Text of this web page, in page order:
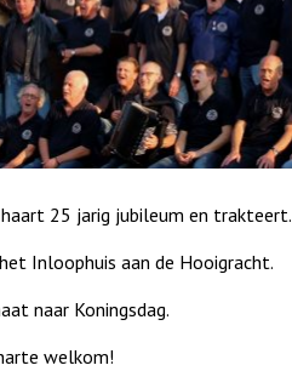
25 jarig jubileum en trakteert.
Inloophuis aan de Hooigracht.
naar Koningsdag.
welkom!